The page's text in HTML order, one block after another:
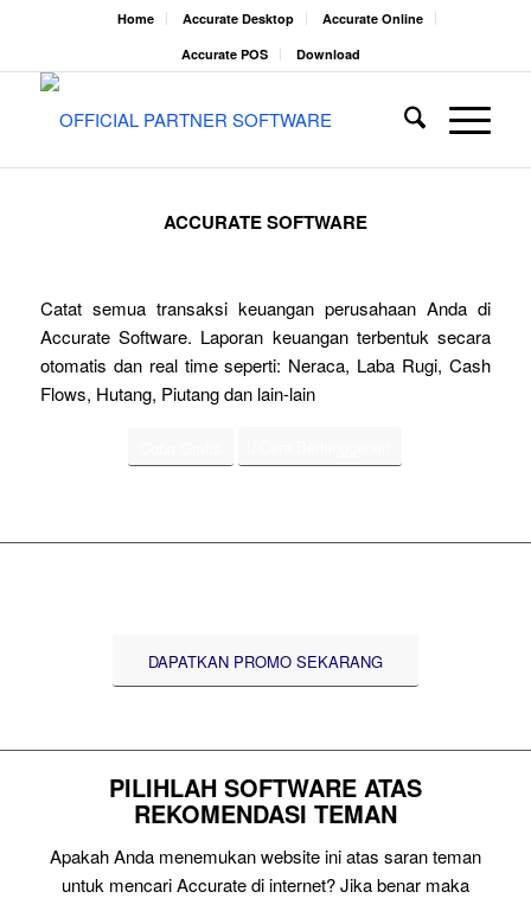
Home Accurate Desktop
Accurate Online
Accurate POS
Download
ACCURATE SOFTWARE
Catat semua transaksi keuangan perusahaan Anda di
Accurate Software. Laporan keuangan terbentuk secara
otomatis dan real time seperti: Neraca, Laba Rugi, Cash
Flows, Hutang, Piutang dan lain-lain
DAPATKAN PROMO SEKARANG
PILIHLAH SOFTWARE ATAS
REKOMENDASI TEMAN
Apakah Anda menemukan website ini atas saran teman
untuk mencari Accurate di internet? Jika benar maka